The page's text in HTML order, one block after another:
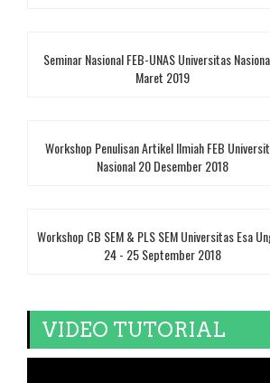
Seminar Nasional FEB-UNAS Universitas
Maret 2019
Workshop Penulisan Artikel Ilmiah FEB
Nasional 20 Desember 2018
Workshop CB SEM & PLS SEM Universitas Esa
24 - 25 September 2018
VIDEO TUTORIAL